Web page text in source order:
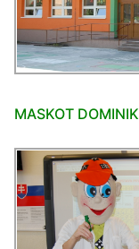
MASKOT DOMINIK